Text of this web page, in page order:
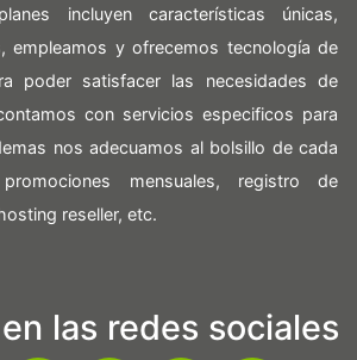
incluyen características únicas,
empleamos y ofrecemos tecnología de
poder satisfacer las necesidades de
con servicios especificos para
nos adecuamos al bolsillo de cada
mensuales, registro de
reseller, etc.
las redes sociales